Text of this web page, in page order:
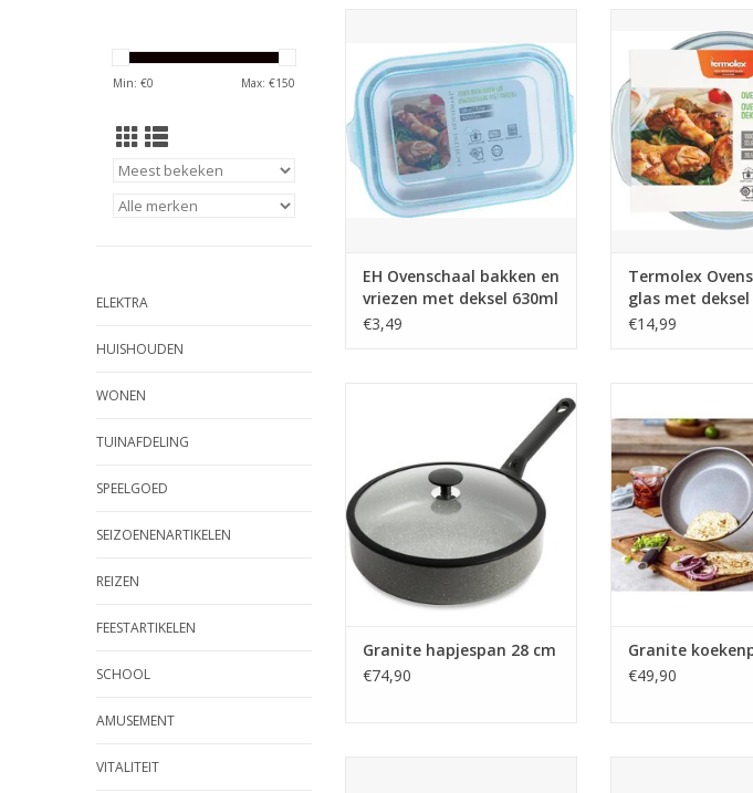
Min: €0 Max: €150
ELEKTRA
HUISHOUDEN
WONEN
TUINAFDELING
SPEELGOED
SEIZOENENARTIKELEN
REIZEN
FEESTARTIKELEN
SCHOOL
AMUSEMENT
VITALITEIT
met deksel 630ml 19x13x5.5cm
TOEVOEGEN AAN WINKELWAGEN
EH Ovenschaal bakken en
vriezen met deksel 630ml
19x13x5.5cm
€3,49
deksel
TOEVOEGEN AAN
Termolex
glas met deksel
€14,99
TOEVOEGEN AAN WINKELWAGEN
Granite hapjespan 28 cm
€74,90
TOEVOEGEN AAN
Granite
€49,90